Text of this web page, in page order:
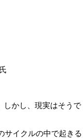
しかし、現実はそうで
サイクルの中で起きる